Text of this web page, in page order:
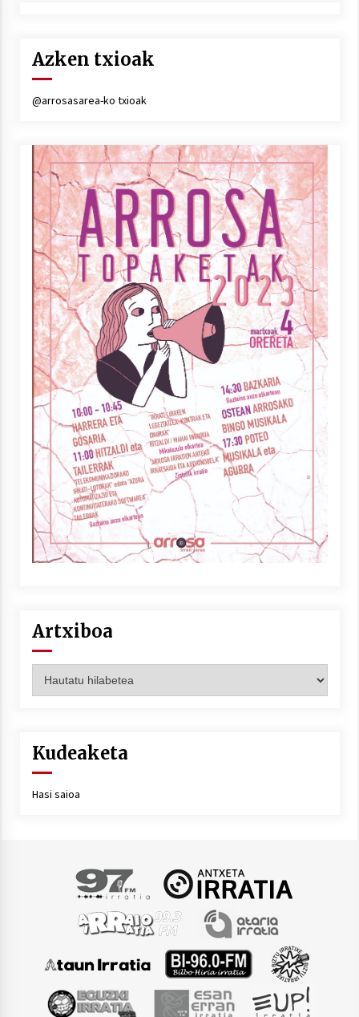
Azken txioak
@arrosasarea-ko txioak
Artxiboa
Kudeaketa
Hasi saioa